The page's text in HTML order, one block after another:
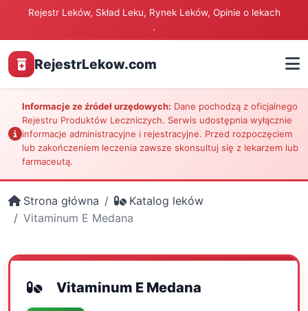
Rejestr Leków, Skład Leku, Rynek Leków, Opinie o lekach
.
RejestrLekow.com
Informacje ze źródeł urzędowych: Dane pochodzą z oficjalnego
Rejestru Produktów Leczniczych. Serwis udostępnia wyłącznie
informacje administracyjne i rejestracyjne. Przed rozpoczęciem
lub zakończeniem leczenia zawsze skonsultuj się z lekarzem lub
farmaceutą.
Strona główna
Katalog leków
Vitaminum E Medana
Vitaminum E Medana